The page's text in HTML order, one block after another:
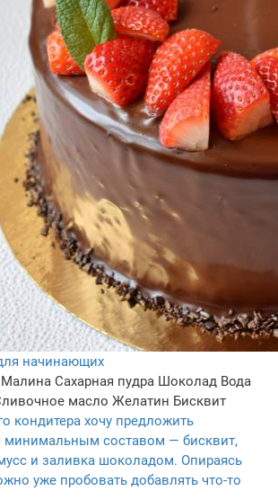
начинающих
Малина Сахарная пудра Шоколад Вода
масло Желатин Бисквит
кондитера хочу предложить
минимальным составом — бисквит,
и заливка шоколадом. Опираясь
уже пробовать добавлять что-то